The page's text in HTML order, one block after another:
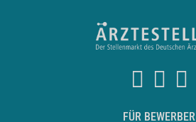
FÜR BEWERBER